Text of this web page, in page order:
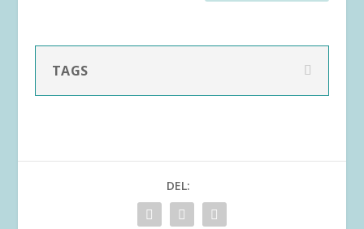
TAGS
DEL: